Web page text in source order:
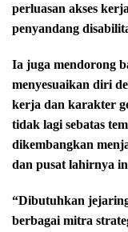
perluasan akses
penyandang
Ia juga mendorong
menyesuaikan diri
kerja dan karakter
tidak lagi sebatas
dikembangkan
dan pusat lahirnya
“Dibutuhkan
berbagai mitra